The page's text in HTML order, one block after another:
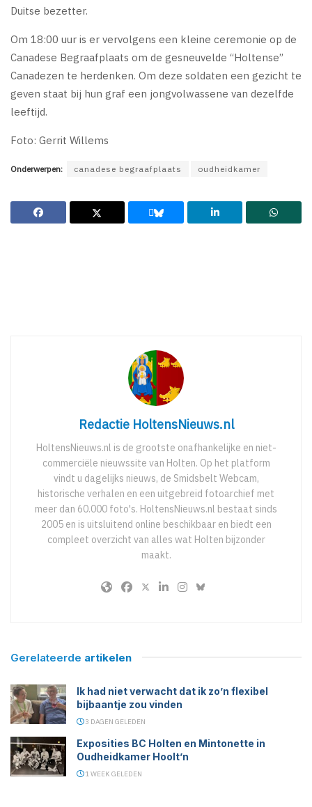
Duitse bezetter.
Om 18:00 uur is er vervolgens een kleine ceremonie op de
Canadese Begraafplaats om de gesneuvelde “Holtense”
Canadezen te herdenken. Om deze soldaten een gezicht te
geven staat bij hun graf een jongvolwassene van dezelfde
leeftijd.
Foto: Gerrit Willems
Onderwerpen: canadese begraafplaats oudheidkamer
Redactie HoltensNieuws.nl
HoltensNieuws.nl is de grootste onafhankelijke en niet-
commerciële nieuwssite van Holten. Op het platform
vindt u dagelijks nieuws, de Smidsbelt Webcam,
historische verhalen en een uitgebreid fotoarchief met
meer dan 60.000 foto's. HoltensNieuws.nl bestaat sinds
2005 en is uitsluitend online beschikbaar en biedt een
compleet overzicht van alles wat Holten bijzonder
maakt.
Gerelateerde artikelen
Ik had niet verwacht dat ik zo’n flexibel
bijbaantje zou vinden
3 DAGEN GELEDEN
Exposities BC Holten en Mintonette in
Oudheidkamer Hoolt’n
1 WEEK GELEDEN